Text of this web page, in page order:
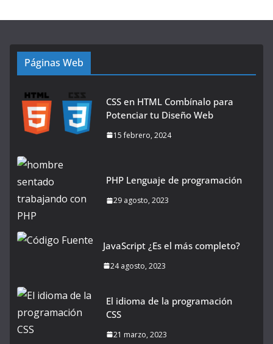
Páginas Web
CSS en HTML Combínalo para
Potenciar tu Diseño Web
15 febrero, 2024
PHP Lenguaje de programación
29 agosto, 2023
JavaScript ¿Es el más completo?
24 agosto, 2023
El idioma de la programación
CSS
21 marzo, 2023